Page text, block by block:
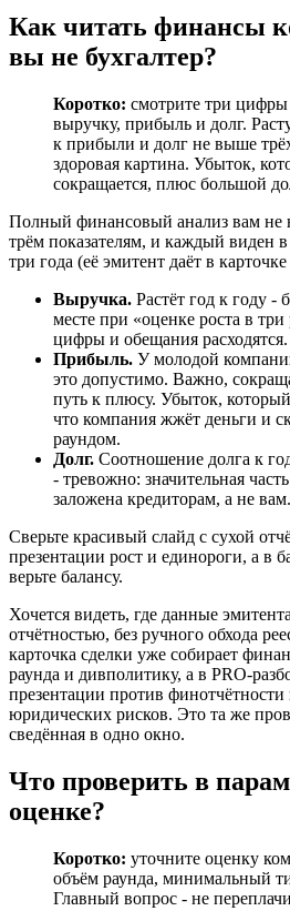
Как читать финансы
вы не бухгалтер?
Коротко: смотрите три цифры
выручку, прибыль и долг.
к прибыли и долг не выше
здоровая картина. Убыток,
сокращается, плюс большой
Полный финансовый анализ вам
трём показателям, и каждый виден в
три года (её эмитент даёт в
Выручка. Растёт год к году -
месте при «оценке роста в три
цифры и обещания расходятся.
Прибыль. У молодой
это допустимо. Важно,
путь к плюсу. Убыток, который
что компания жжёт деньги и
раундом.
Долг. Соотношение долга к
- тревожно: значительная
заложена кредиторам, а не вам.
Сверьте красивый слайд с сухой
презентации рост и единороги, а в
верьте балансу.
Хочется видеть, где данные
отчётностью, без ручного обхода
карточка сделки уже собирает
раунда и дивполитику, а в PRO-
презентации против
юридических рисков. Это та же
сведённая в одно окно.
Что проверить в
оценке?
Коротко: уточните оценку
объём раунда, минимальный
Главный вопрос - не